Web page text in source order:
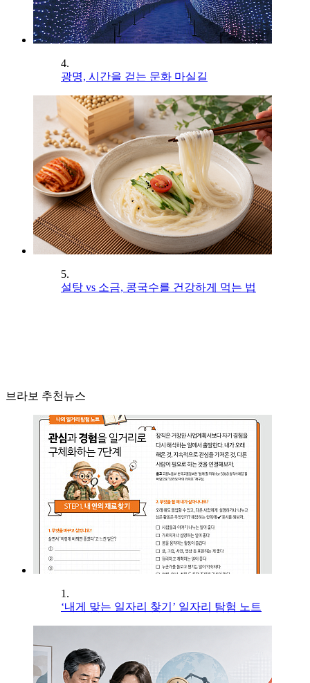
4.
광명, 시간을 걷는 문화 마실길
5.
설탕 vs 소금, 콩국수를 건강하게 먹는 법
브라보 추천뉴스
1.
‘내게 맞는 일자리 찾기’ 일자리 탐험 노트